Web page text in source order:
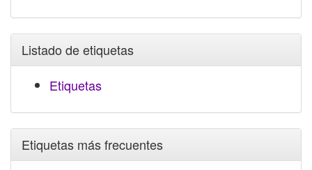
Listado de etiquetas
Etiquetas
Etiquetas más frecuentes